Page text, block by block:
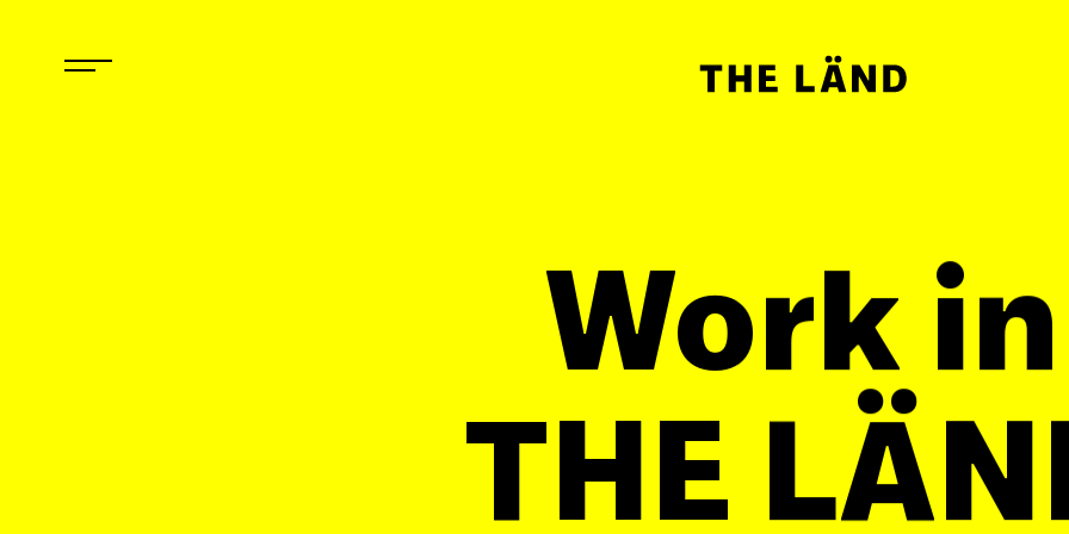
Work in
THE